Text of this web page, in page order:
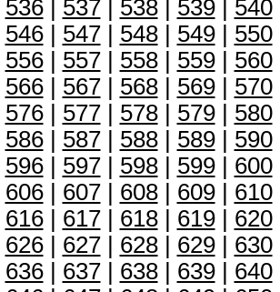
536| 537| 538| 539| 540|
546| 547| 548| 549| 550|
556| 557| 558| 559| 560|
566| 567| 568| 569| 570|
576| 577| 578| 579| 580|
586| 587| 588| 589| 590|
596| 597| 598| 599| 600|
606| 607| 608| 609| 610|
616| 617| 618| 619| 620|
626| 627| 628| 629| 630|
636| 637| 638| 639| 640|